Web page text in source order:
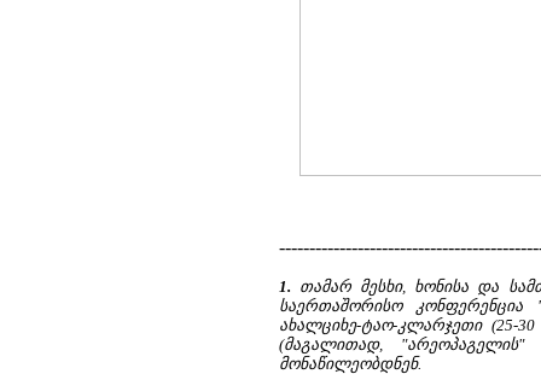
1. თამარ მესხი, ხონისა და
საერთაშორისო კონფერენცია
ახალციხე-ტაო-კლარჯეთი (25-
(მაგალითად,
მონაწილეობდნენ.